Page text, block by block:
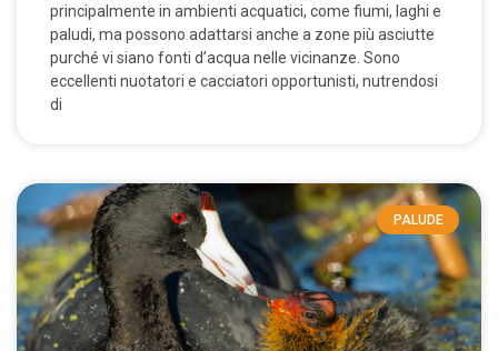
principalmente in ambienti acquatici, come fiumi, laghi e
paludi, ma possono adattarsi anche a zone più asciutte
purché vi siano fonti d’acqua nelle vicinanze. Sono
eccellenti nuotatori e cacciatori opportunisti, nutrendosi
di
PALUDE